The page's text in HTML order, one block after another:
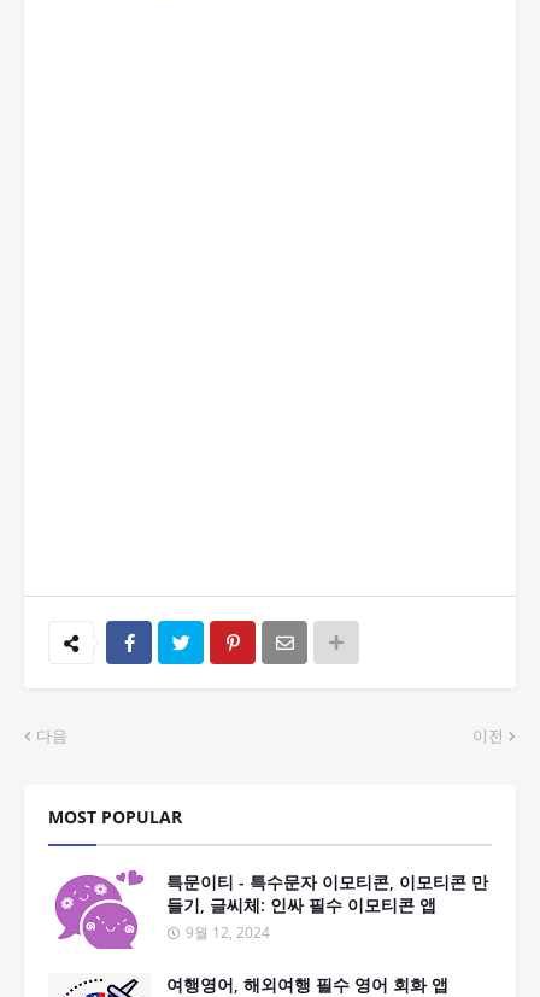
다음 이전
MOST POPULAR
특문이티 - 특수문자 이모티콘, 이모티콘 만
들기, 글씨체: 인싸 필수 이모티콘 앱
9월 12, 2024
여행영어, 해외여행 필수 영어 회화 앱